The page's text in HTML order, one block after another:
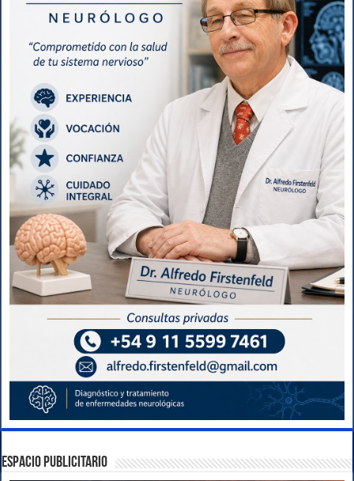
ESPACIO PUBLICITARIO